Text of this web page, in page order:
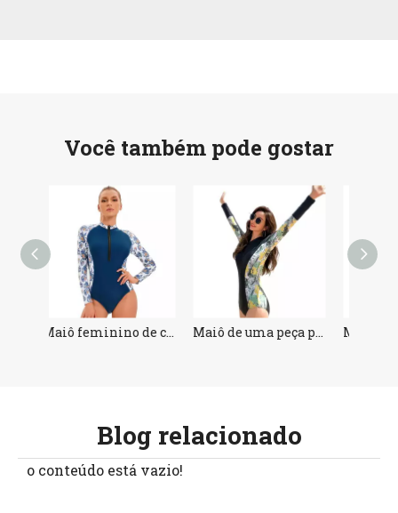
Você também pode gostar
Blog relacionado
o conteúdo está vazio!